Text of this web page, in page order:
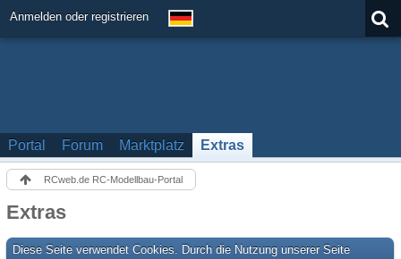
Anmelden oder registrieren
Portal Forum Marktplatz Extras
RCweb.de RC-Modellbau-Portal
Extras
Diese Seite verwendet Cookies. Durch die Nutzung unserer Seite